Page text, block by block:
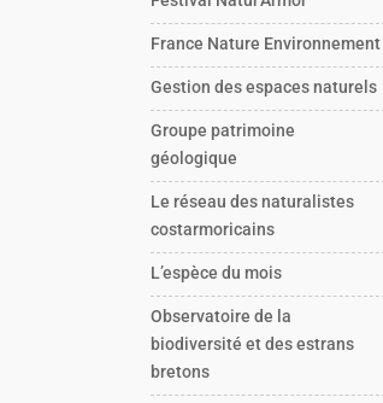
France Nature Environnement
Gestion des espaces naturels
Groupe patrimoine
géologique
Le réseau des naturalistes
costarmoricains
L’espèce du mois
Observatoire de la
biodiversité et des estrans
bretons